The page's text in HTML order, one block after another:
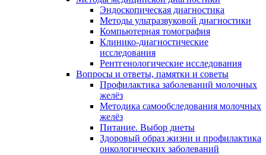
Эндоскопическая диагностика
Методы ультразвуковой диагностики
Компьютерная томография
Клинико-диагностические
исследования
Рентгенологические исследования
Вопросы и ответы, памятки и советы
Профилактика заболеваний молочных
желёз
Методика самообследования молочных
желёз
Питание. Выбор диеты
Здоровый образ жизни и профилактика
онкологических заболеваний